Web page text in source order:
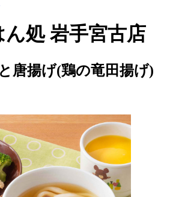
処 岩手宮古店
唐揚げ(鶏の竜田揚げ)